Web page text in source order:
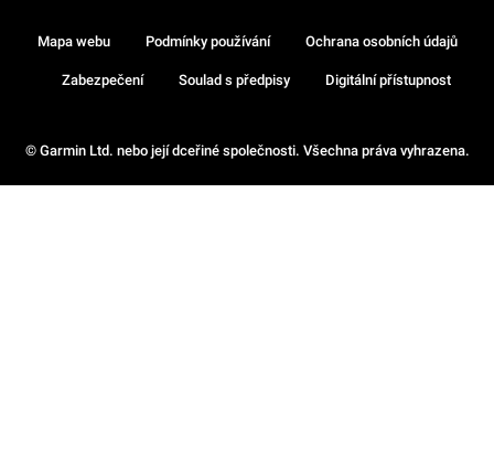
© Garmin Ltd. nebo její dceřiné společnosti. Všechna práva vyhrazena.
Mapa webu Podmínky používání Ochrana osobních údajů
Zabezpečení Soulad s předpisy Digitální přístupnost